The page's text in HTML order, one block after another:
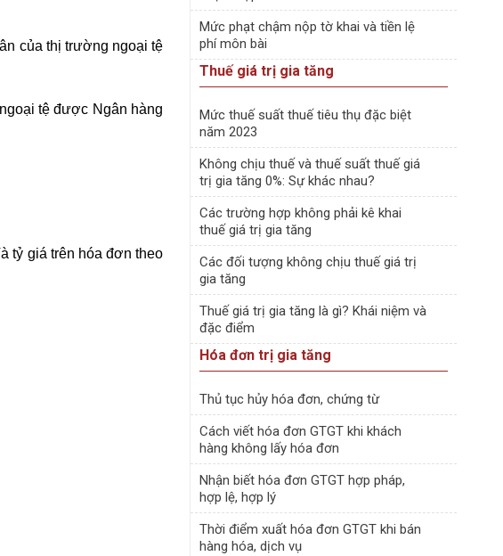
của thị trường ngoại tệ
tệ được Ngân hàng
tỷ giá trên hóa đơn theo
Mức phạt chậm nộp tờ khai và tiền lệ
phí môn bài
Thuế giá trị gia tăng
Mức thuế suất thuế tiêu thụ đặc biệt
năm 2023
Không chịu thuế và thuế suất thuế giá
trị gia tăng 0%: Sự khác nhau?
Các trường hợp không phải kê khai
thuế giá trị gia tăng
Các đối tượng không chịu thuế giá trị
gia tăng
Thuế giá trị gia tăng là gì? Khái niệm và
đặc điểm
Hóa đơn trị gia tăng
Thủ tục hủy hóa đơn, chứng từ
Cách viết hóa đơn GTGT khi khách
hàng không lấy hóa đơn
Nhận biết hóa đơn GTGT hợp pháp,
hợp lệ, hợp lý
Thời điểm xuất hóa đơn GTGT khi bán
hàng hóa, dịch vụ